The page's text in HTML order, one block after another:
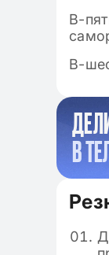
В-
В-
В